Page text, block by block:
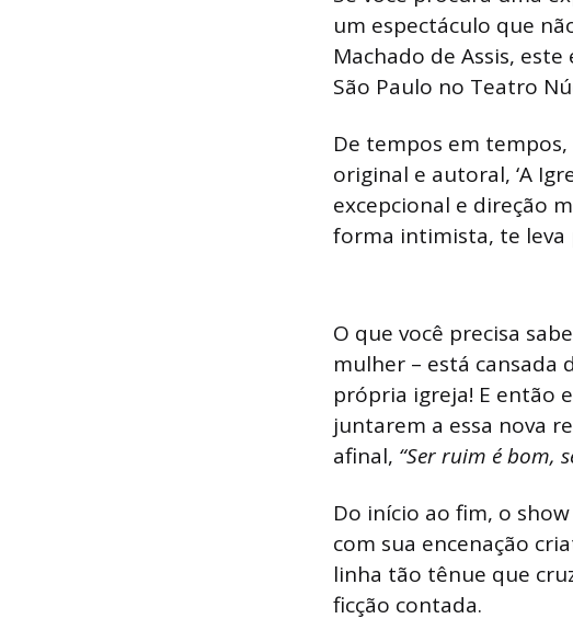
um espectáculo que
Machado de Assis,
São Paulo no Teatro
De tempos em
original e autoral, ‘A
excepcional e direção
forma intimista, te leva
O que você precisa
mulher – está cansada
própria igreja! E então
juntarem a essa nova
afinal, “Ser ruim é bom,
Do início ao fim, o
com sua encenação
linha tão tênue que
ficção contada.